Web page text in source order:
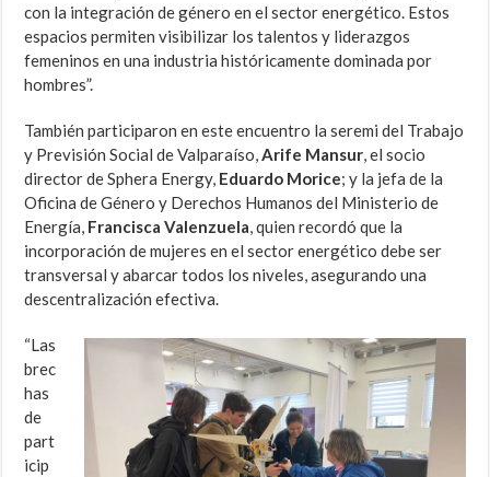
con la integración de género en el sector energético. Estos
espacios permiten visibilizar los talentos y liderazgos
femeninos en una industria históricamente dominada por
hombres”.
También participaron en este encuentro la seremi del Trabajo
y Previsión Social de Valparaíso,Arife Mansur, el socio
director de Sphera Energy, Eduardo Morice; y la jefa de la
Oficina de Género y Derechos Humanos del Ministerio de
Energía, Francisca Valenzuela, quien recordó que la
incorporación de mujeres en el sector energético debe ser
transversal y abarcar todos los niveles, asegurando una
descentralización efectiva.
“Las
brec
has
de
part
icip